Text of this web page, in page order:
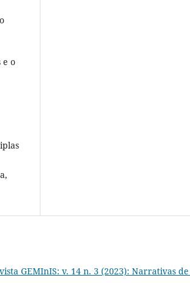
e o
GEMInIS: v. 14 n. 3 (2023): Narrativas